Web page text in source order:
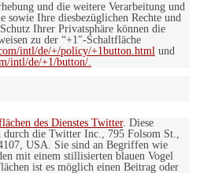
und die weitere Verarbeitung und
sowie Ihre diesbezüglichen Rechte und
Ihrer Privatsphäre können die
zu der “+1″-Schaltfläche
intl/de/+/policy/+1button.html und
intl/de/+1/button/.
des Dienstes Twitter. Diese
durch die Twitter Inc., 795 Folsom St.,
USA. Sie sind an Begriffen wie
mit einem stillisierten blauen Vogel
ist es möglich einen Beitrag oder